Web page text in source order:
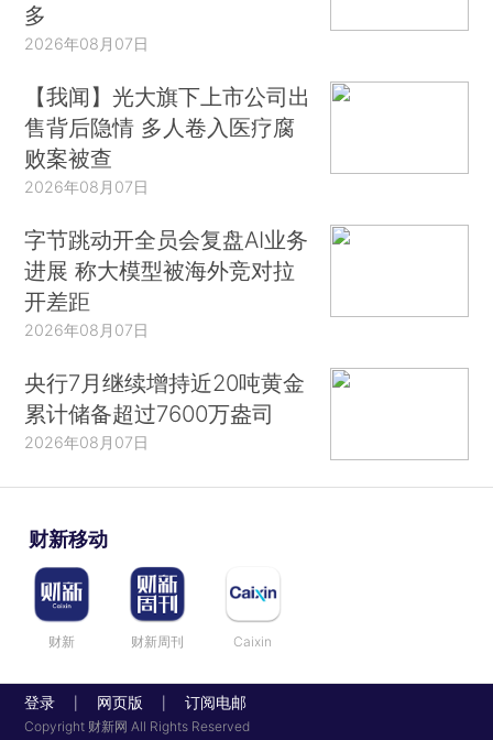
多
2026年08月07日
【我闻】光大旗下上市公司出
售背后隐情 多人卷入医疗腐
败案被查
2026年08月07日
字节跳动开全员会复盘AI业务
进展 称大模型被海外竞对拉
开差距
2026年08月07日
央行7月继续增持近20吨黄金
累计储备超过7600万盎司
2026年08月07日
财新移动
财新 财新周刊 Caixin
登录 网页版 订阅电邮
Copyright 财新网 All Rights Reserved